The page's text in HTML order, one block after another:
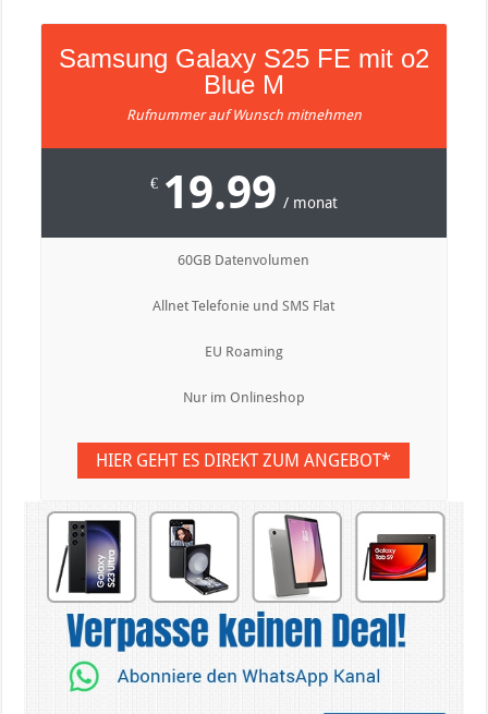
Samsung Galaxy S25 FE mit o2
Blue M
Rufnummer auf Wunsch mitnehmen
€ 19.99 / monat
60GB Datenvolumen
Allnet Telefonie und SMS Flat
EU Roaming
Nur im Onlineshop
HIER GEHT ES DIREKT ZUM ANGEBOT*